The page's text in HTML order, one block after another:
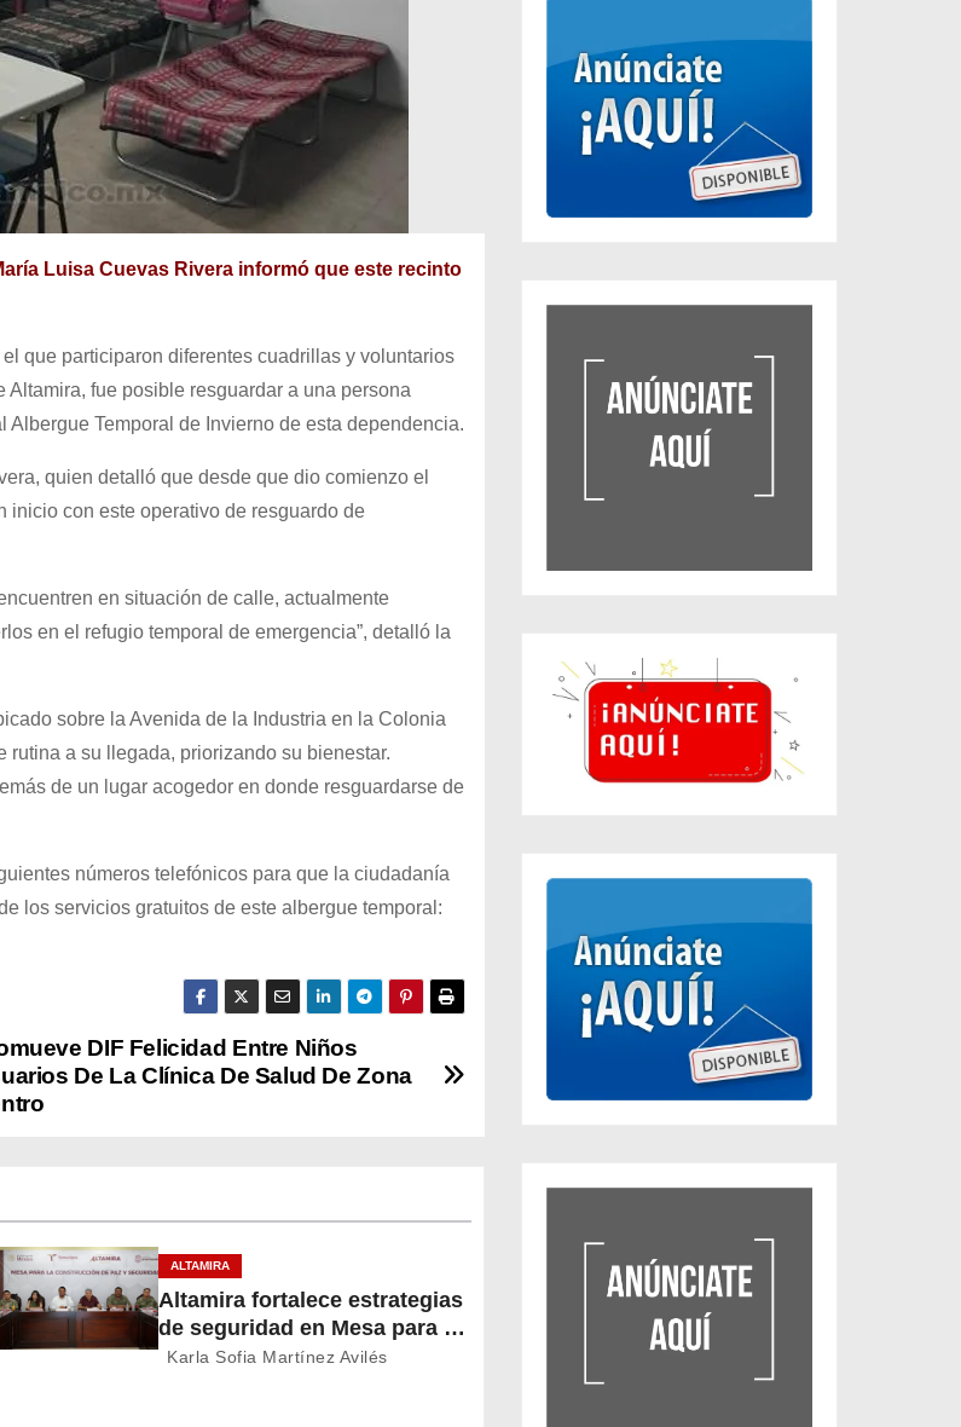
Luisa Cuevas Rivera informó que este recinto
que participaron diferentes cuadrillas y voluntarios
fue posible resguardar a una persona
Temporal de Invierno de esta dependencia.
quien detalló que desde que dio comienzo el
inicio con este operativo de resguardo de
en situación de calle, actualmente
en el refugio temporal de emergencia”, detalló la
sobre la Avenida de la Industria en la Colonia
rutina a su llegada, priorizando su bienestar.
de un lugar acogedor en donde resguardarse de
números telefónicos para que la ciudadanía
los servicios gratuitos de este albergue temporal:
DIF Felicidad Entre Niños
De La Clínica De Salud De Zona
ALTAMIRA
Altamira fortalece estrategias
de seguridad en Mesa para la
Construcción de Paz
Karla Sofia Martínez Avilés